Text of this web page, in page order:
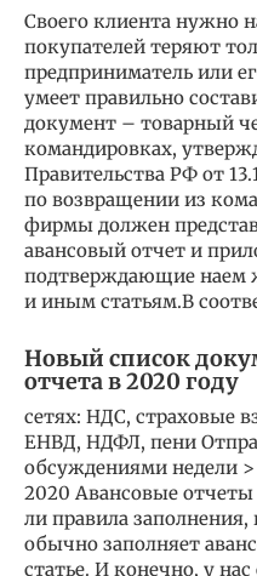
Своего клиента нужно
покупателей теряют
предприниматель или
умеет правильно
документ – товарный
командировках,
Правительства РФ от
по возвращении из
фирмы должен
авансовый отчет и
подтверждающие наем
и иным статьям.В
Новый список
отчета в 2020 году
сетях: НДС, страховые
ЕНВД, НДФЛ, пени
обсуждениями недели >
2020 Авансовые
ли правила
обычно заполняет
статье. И конечно, у